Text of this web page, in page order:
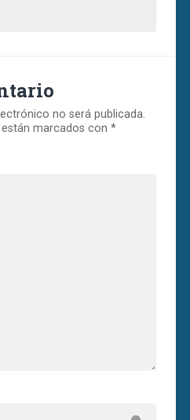
no será publicada.
marcados con *